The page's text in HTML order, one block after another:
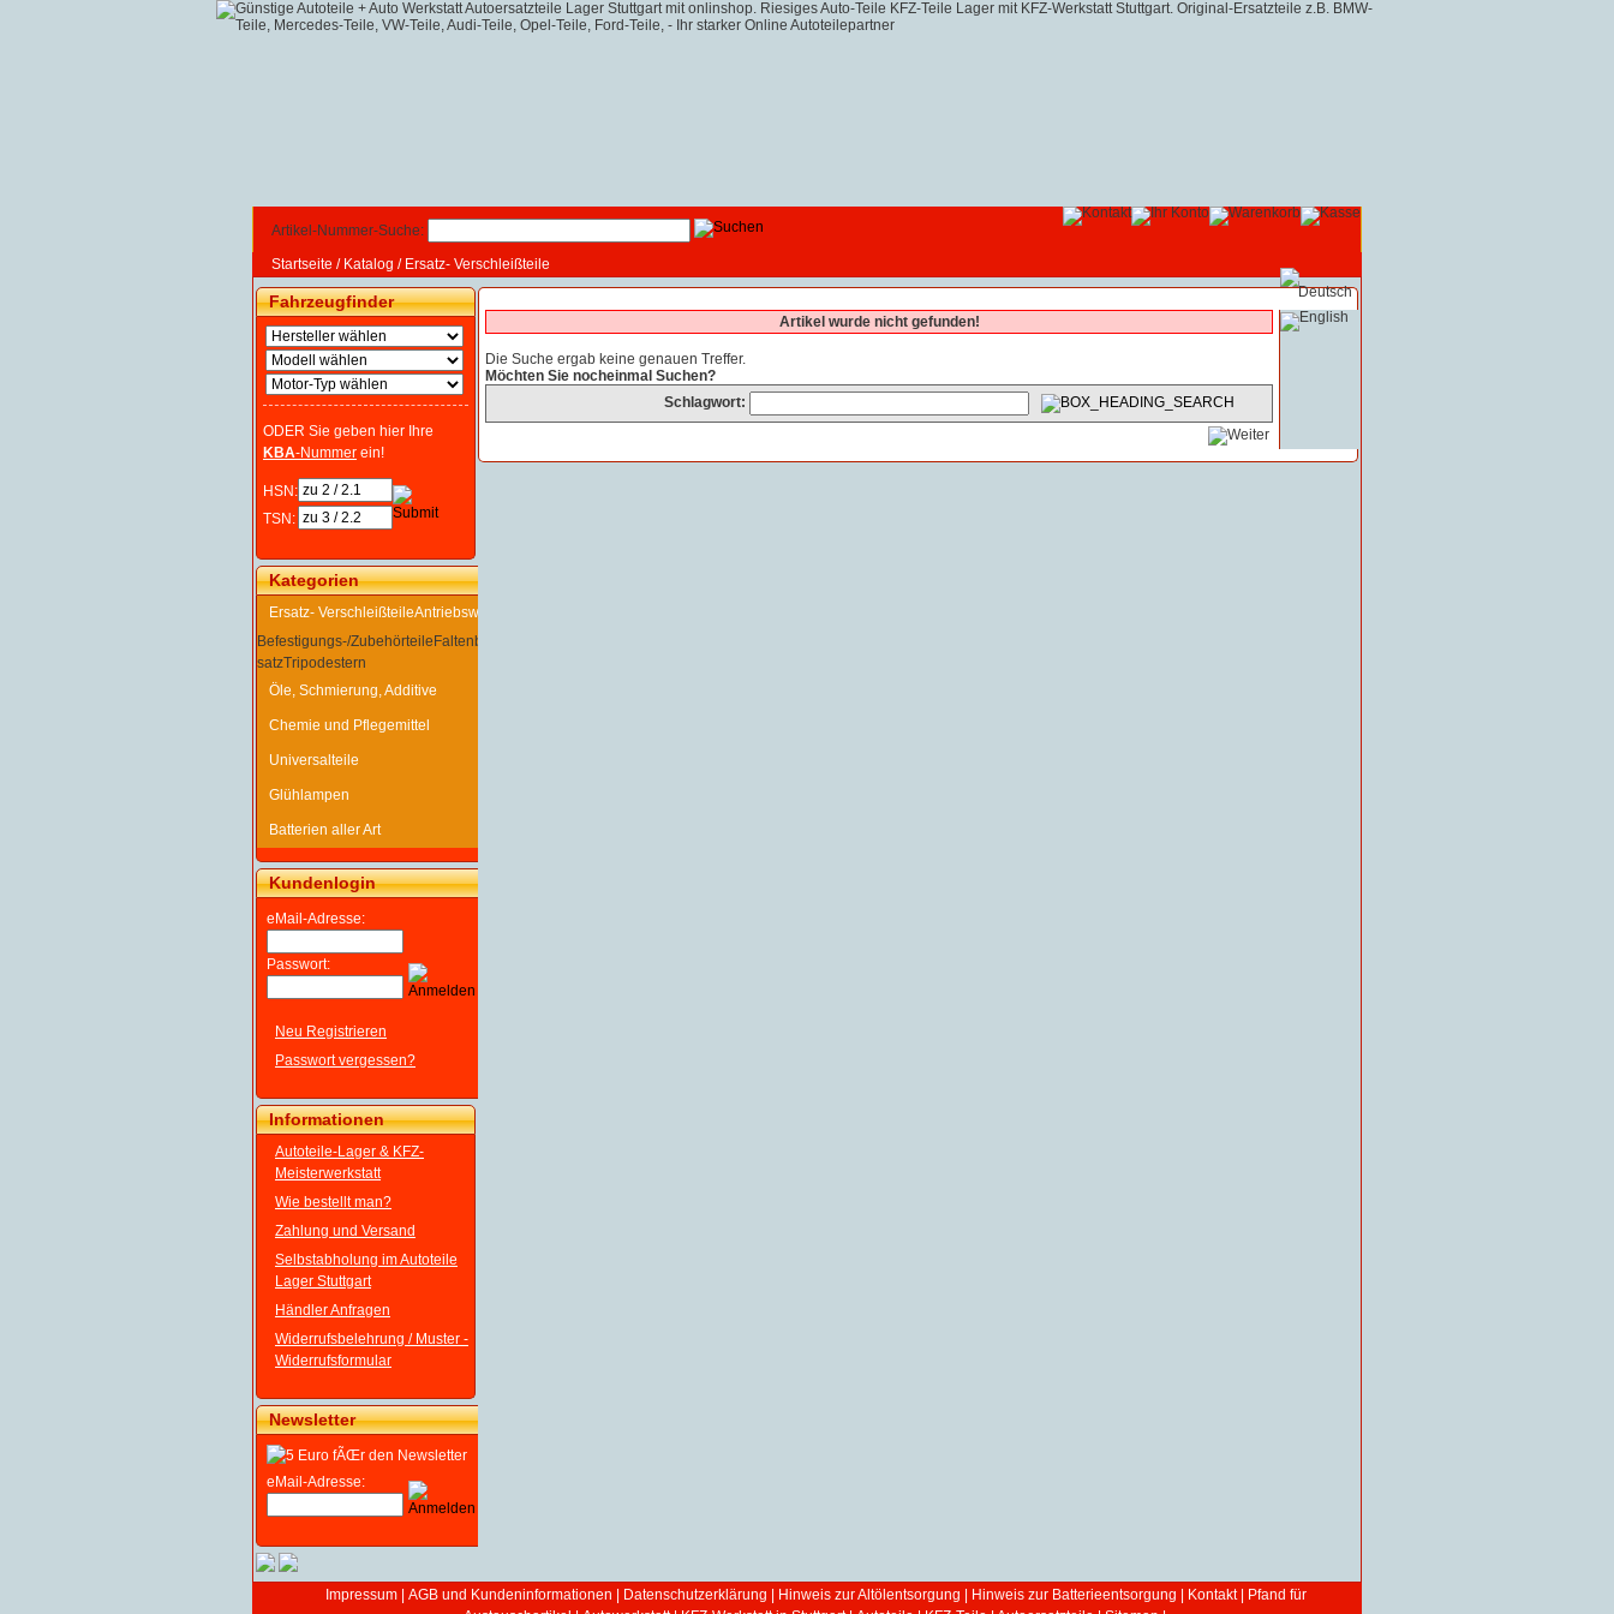
Artikel-Nummer-Suche:
Startseite / Katalog / Ersatz- Verschleißteile
Fahrzeugfinder
ODER Sie geben hier Ihre
KBA-Nummer ein!
HSN:
TSN:
Kategorien
Ersatz- VerschleißteileAntriebswelle
Befestigungs-/Zubehörteile Faltenbalg
satzTripodestern
Öle, Schmierung, Additive
Chemie und Pflegemittel
Universalteile
Glühlampen
Batterien aller Art
Kundenlogin
eMail-Adresse:
Passwort:
Neu Registrieren
Passwort vergessen?
Informationen
Autoteile-Lager & KFZ-
Meisterwerkstatt
Wie bestellt man?
Zahlung und Versand
Selbstabholung im Autoteile
Lager Stuttgart
Händler Anfragen
Widerrufsbelehrung / Muster -
Widerrufsformular
Newsletter
eMail-Adresse:
Artikel wurde nicht gefunden!
Die Suche ergab keine genauen Treffer.
Möchten Sie nocheinmal Suchen?
Schlagwort:
Impressum AGB und Kundeninformationen Datenschutzerklärung Hinweis zur Altölentsorgung Hinweis zur Batterieentsorgung Kontakt|
Pfand für